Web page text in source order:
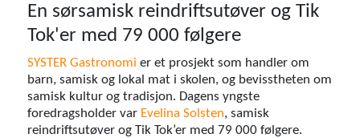
En sørsamisk reindriftsutøver og Tik
Tok'er med 79 000 følgere
SYSTER Gastronomi er et prosjekt som handler om
barn, samisk og lokal mat i skolen, og bevisstheten om
samisk kultur og tradisjon. Dagens yngste
foredragsholder var Evelina Solsten, samisk
reindriftsutøver og Tik Tok’er med 79 000 følgere.